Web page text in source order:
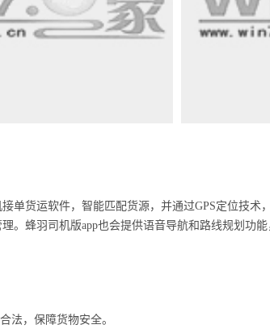
单货运软件，智能匹配货源，并通过GPS定位技术
。蜂羽司机版app也会提供语音导航和路线规划功
法，保障货物安全。